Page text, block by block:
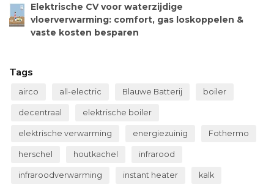
Elektrische CV voor waterzijdige
vloerverwarming: comfort, gas loskoppelen &
vaste kosten besparen
Tags
airco all-electric Blauwe Batterij boiler
decentraal elektrische boiler
elektrische verwarming energiezuinig Fothermo
herschel houtkachel infrarood
infraroodverwarming instant heater kalk